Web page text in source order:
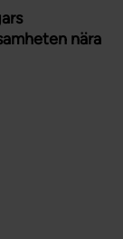
nära